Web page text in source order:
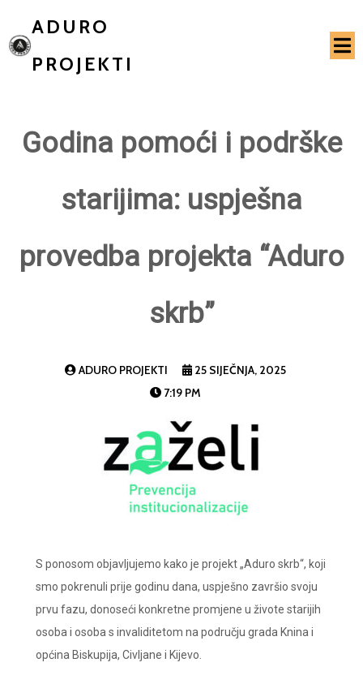
ADURO
PROJEKTI
Godina pomoći i podrške
starijima: uspješna
provedba projekta “Aduro
skrb”
ADURO PROJEKTI
25 SIJEČNJA, 2025
7:19 PM
S ponosom objavljujemo kako je projekt „Aduro skrb“, koji
smo pokrenuli prije godinu dana, uspješno završio svoju
prvu fazu, donoseći konkretne promjene u živote starijih
osoba i osoba s invaliditetom na području grada Knina i
općina Biskupija, Civljane i Kijevo.